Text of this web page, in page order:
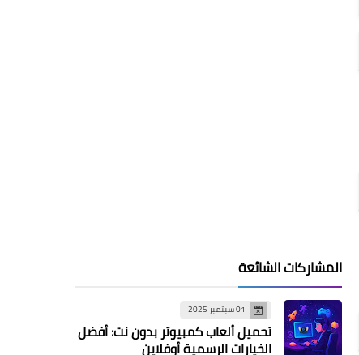
المشاركات الشائعة
01 سبتمبر 2025
تحميل ألعاب كمبيوتر بدون نت: أفضل
الخيارات الرسمية أوفلاين